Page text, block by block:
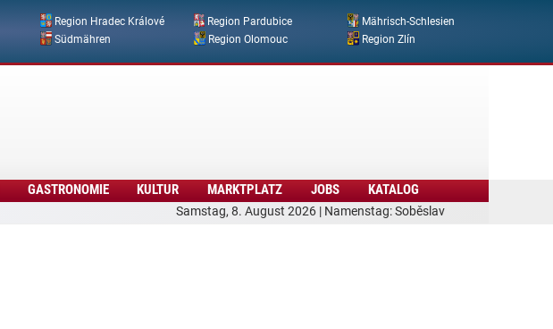
Region Hradec Králové Region Pardubice
Mährisch-Schlesien
Südmähren Region Olomouc Region Zlín
Samstag, 8. August 2026 | Namenstag: Soběslav
GASTRONOMIE KULTUR MARKTPLATZ JOBS KATALOG